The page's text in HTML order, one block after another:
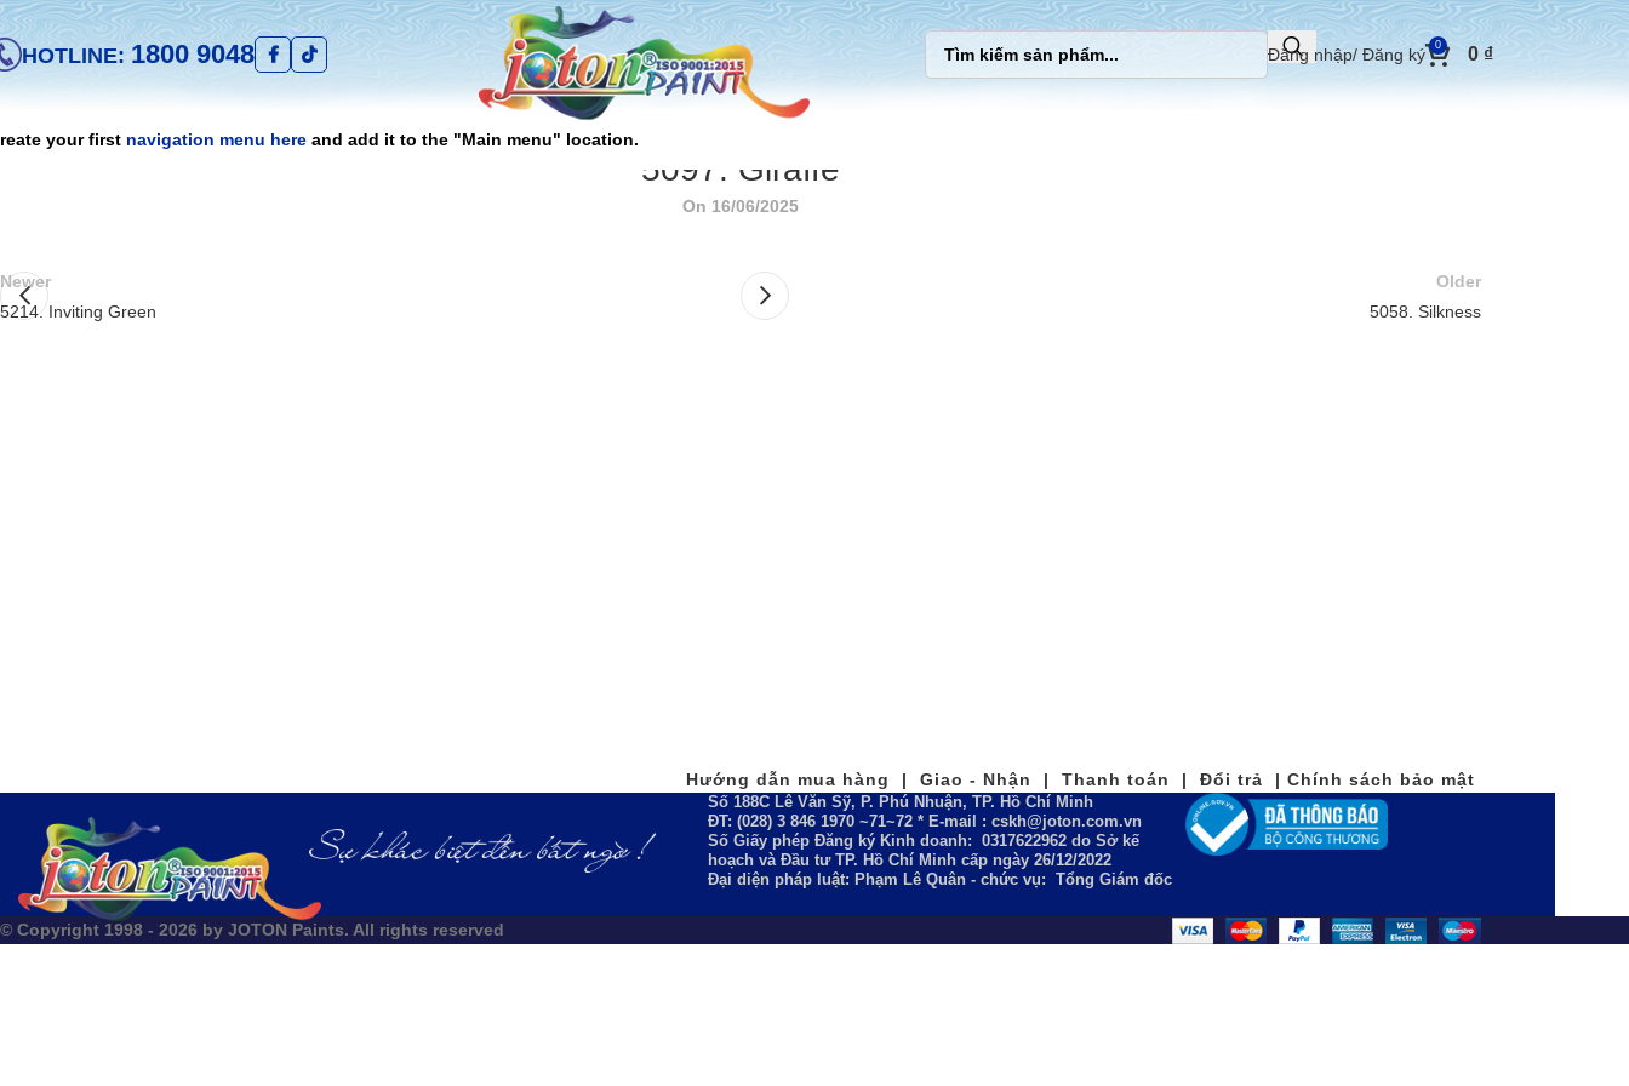
HOTLINE: 1800 9048 Đăng nhập/ Đăng ký 0 0 ₫
your first navigation menu here and add it to the "Main menu" location.
5097. Giraffe
On 16/06/2025
Newer
5214. Inviting Green
Older
5058. Silkness
Hướng dẫn mua hàng | Giao - Nhận | Thanh toán | Đổi trả | Chính sách bảo mật
Số 188C Lê Văn Sỹ, P. Phú Nhuận, TP. Hồ Chí Minh
ĐT: (028) 3 846 1970 ~71~72 * E-mail : cskh@joton.com.vn
Số Giấy phép Đăng ký Kinh doanh: 0317622962 do Sở kế
hoạch và Đầu tư TP. Hồ Chí Minh cấp ngày 26/12/2022
Đại diện pháp luật: Phạm Lê Quân - chức vụ: Tổng Giám đốc
© Copyright 1998 - 2026 by JOTON Paints. All rights reserved